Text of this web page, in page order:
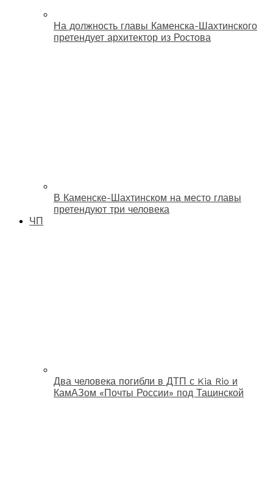
На должность главы Каменска-Шахтинского
претендует архитектор из Ростова
В Каменске-Шахтинском на место главы
претендуют три человека
ЧП
Два человека погибли в ДТП с Kia Rio и
КамАЗом «Почты России» под Тацинской